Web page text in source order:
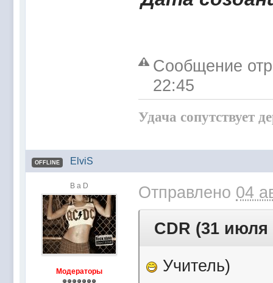
Сообщение
22:45
Удача сопутствует
OFFLINE ElviS
B a D
Модераторы
Отправлено 04
CDR (31 июля
Учитель)